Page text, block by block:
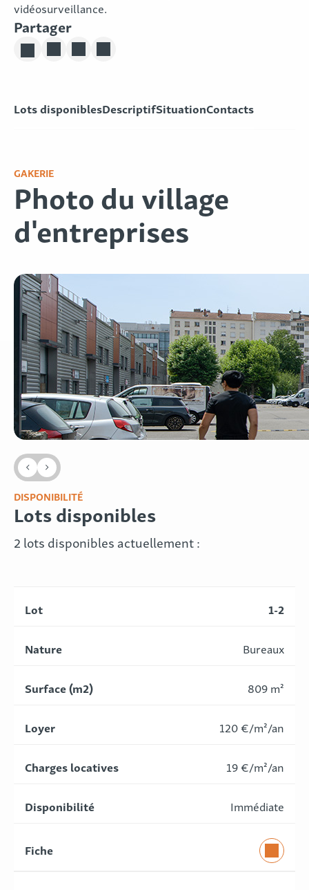
vidéosurveillance.
Partager
Partager sur Linkedin
Partager sur Twitter
Partager sur Facebook
Lots disponiblesDescriptifSituationContacts
GAKERIE
Photo du village
d'entreprises
DISPONIBILITÉ
Lots disponibles
2 lots disponibles actuellement :
1-2
Bureaux
809 m²
120 €/m²/an
19 €/m²/an
Immédiate